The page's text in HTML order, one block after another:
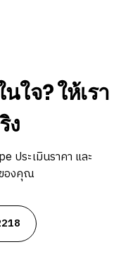
ใจ? ให้เรา
ง
ประเมินราคา และ
องคุณ